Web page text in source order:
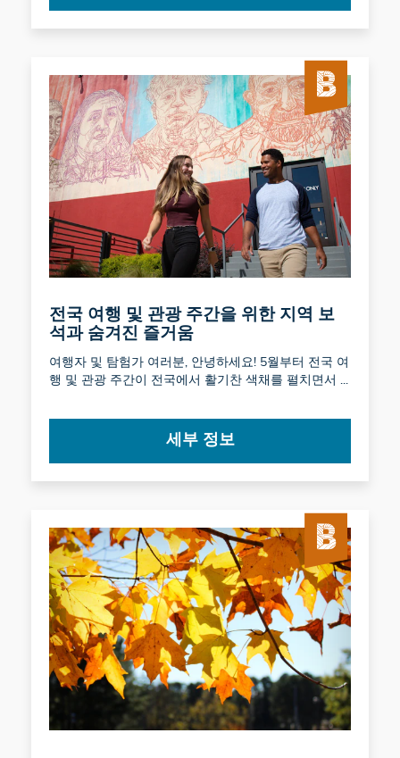
전국 여행 및 관광 주간을 위한 지역 보
석과 숨겨진 즐거움
여행자 및 탐험가 여러분, 안녕하세요! 5월부터 전국 여
행 및 관광 주간이 전국에서 활기찬 색채를 펼치면서 ...
세부 정보